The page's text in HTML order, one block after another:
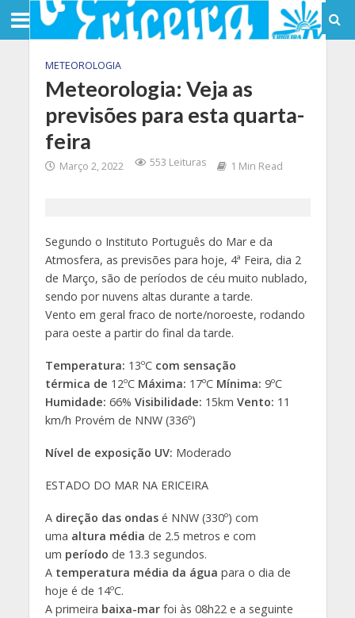
METEOROLOGIA
Meteorologia: Veja as
previsões para esta quarta-
feira
Março 2, 2022 553 Leituras 1 Min Read
Segundo o Instituto Português do Mar e da
Atmosfera, as previsões para hoje, 4ª Feira, dia 2
de Março, são de períodos de céu muito nublado,
sendo por nuvens altas durante a tarde.
Vento em geral fraco de norte/noroeste, rodando
para oeste a partir do final da tarde.
Temperatura: 13ºC com sensação
térmica de 12ºC Máxima: 17ºC Mínima: 9ºC
Humidade: 66% Visibilidade: 15km Vento: 11
km/h Provém de NNW (336º)
Nível de exposição UV: Moderado
ESTADO DO MAR NA ERICEIRA
A direção das ondasé NNW (330º) com
uma altura média de 2.5 metros e com
um período de 13.3 segundos.
A temperatura média da água para o dia de
hoje é de 14ºC.
A primeira baixa-marfoi às 08h22 e a seguinte